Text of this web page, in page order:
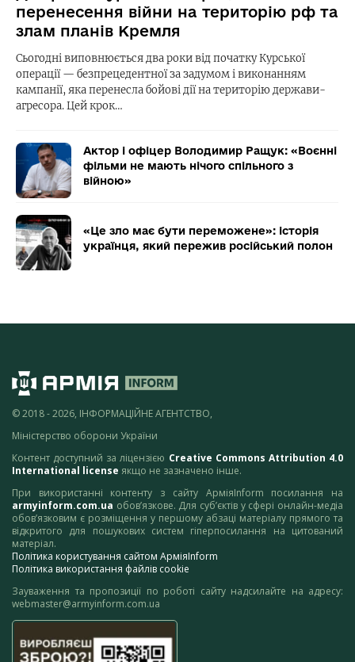
перенесення війни на територію рф та
злам планів Кремля
Сьогодні виповнюється два роки від початку Курської
операції — безпрецедентної за задумом і виконанням
кампанії, яка перенесла бойові дії на територію держави-
агресора. Цей крок…
Актор і офіцер Володимир Ращук: «Воєнні
фільми не мають нічого спільного з
війною»
«Це зло має бути переможене»: історія
українця, який пережив російський полон
© 2018 - 2026, ІНФОРМАЦІЙНЕ АГЕНТСТВО,
Міністерство оборони України
Контент доступний за ліцензією Creative Commons Attribution 4.0
International license якщо не зазначено інше.
При використанні контенту з сайту АрміяInform посилання на
armyinform.com.ua обов’язкове. Для суб’єктів у сфері онлайн-медіа
обов’язковим є розміщення у першому абзаці матеріалу прямого та
відкритого для пошукових систем гіперпосилання на цитований
матеріал.
Політика користування сайтом АрміяInform
Політика використання файлів cookie
Зауваження та пропозиції по роботі сайту надсилайте на адресу:
webmaster@armyinform.com.ua